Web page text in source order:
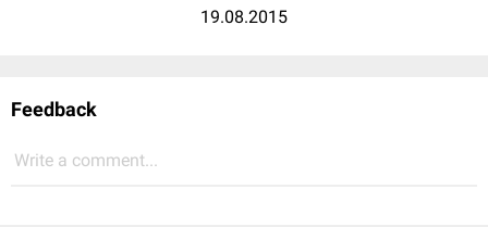
19.08.2015
Feedback
Write a comment...